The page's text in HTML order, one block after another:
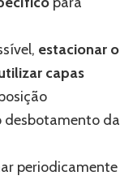
estacionar o
capas
desbotamento da
periodicamente